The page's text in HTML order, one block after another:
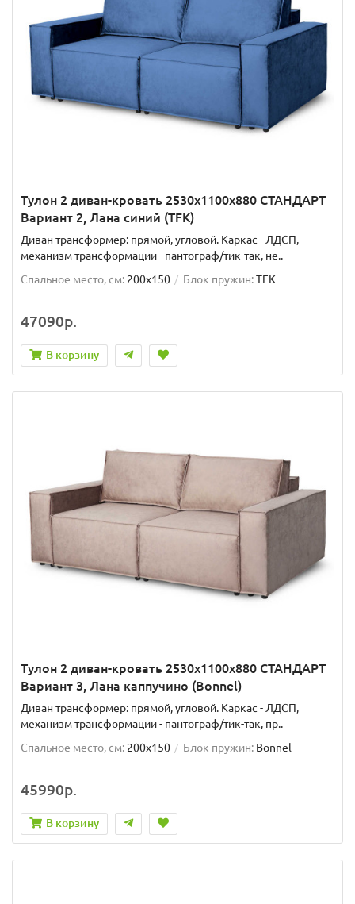
Тулон 2 диван-кровать 2530х1100х880 СТАНДАРТ
Вариант 2, Лана синий (TFK)
Диван трансформер: прямой, угловой. Каркас - ЛДСП,
механизм трансформации - пантограф/тик-так, не..
Спальное место, см: 200x150 Блок пружин:TFK
47090р.
В корзину
Тулон 2 диван-кровать 2530х1100х880 СТАНДАРТ
Вариант 3, Лана каппучино (Bonnel)
Диван трансформер: прямой, угловой. Каркас - ЛДСП,
механизм трансформации - пантограф/тик-так, пр..
Спальное место, см: 200x150 Блок пружин: Bonnel
45990р.
В корзину